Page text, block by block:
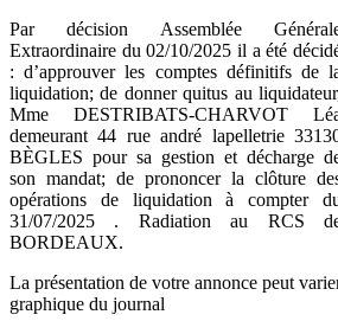
Par décision Assemblée
Extraordinaire du 02/10/2025 il a été
: d’approuver les comptes définitifs de
liquidation; de donner quitus au
Mme DESTRIBATS-CHARVOT
demeurant 44 rue andré lapelletrie
BÈGLES pour sa gestion et décharge
son mandat; de prononcer la clôture
opérations de liquidation à compter
31/07/2025 . Radiation au RCS
BORDEAUX.
La présentation de votre annonce peut
graphique du journal